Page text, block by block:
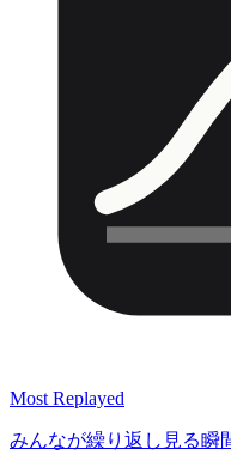
Most Replayed
みんなが繰り返し見る瞬